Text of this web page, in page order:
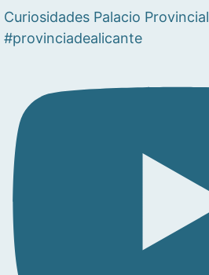
Curiosidades Palacio Provincial
#provinciadealicante